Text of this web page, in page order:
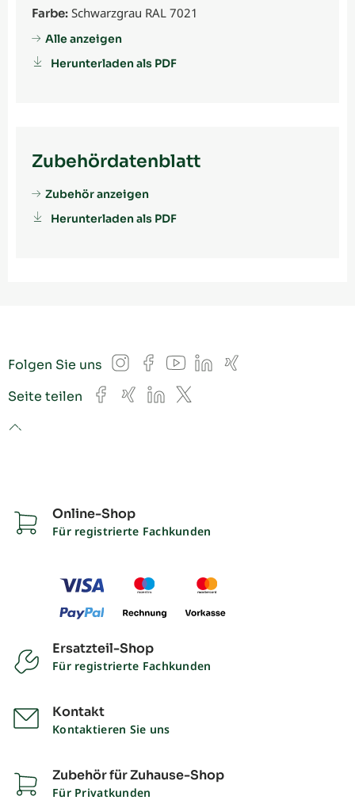
Farbe: Schwarzgrau RAL 7021
Alle anzeigen
Herunterladen als PDF
Zubehördatenblatt
Zubehör anzeigen
Herunterladen als PDF
Folgen Sie uns Instagram
Facebook
YouTube
LinkedIn
Xing
Seite teilen Facebook
XingLinkedIn
X
to top
Online-Shop
Für registrierte Fachkunden
Ersatzteil-Shop
Für registrierte Fachkunden
Kontakt
Kontaktieren Sie uns
Zubehör für Zuhause-Shop
Für Privatkunden